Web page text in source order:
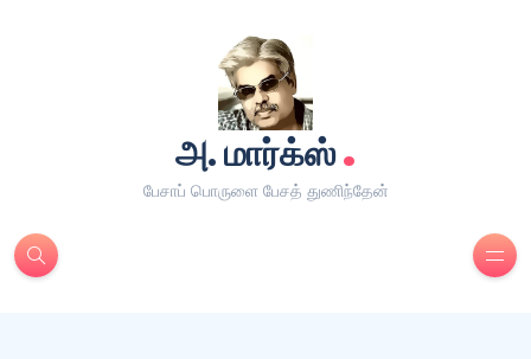
அ. மார்க்ஸ்.
பேசாப் பொருளை பேசத் துணிந்தேன்